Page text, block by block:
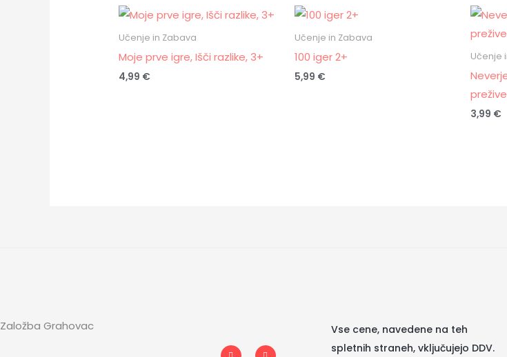
Učenje in Zabava
Moje prve igre, Išči razlike, 3+
4,99 €
Učenje in Zabava
100 iger 2+
5,99 €
Učenje
3,99 €
Založba Grahovac
I F
Vse cene, navedene na teh
spletnih straneh, vključujejo DDV.